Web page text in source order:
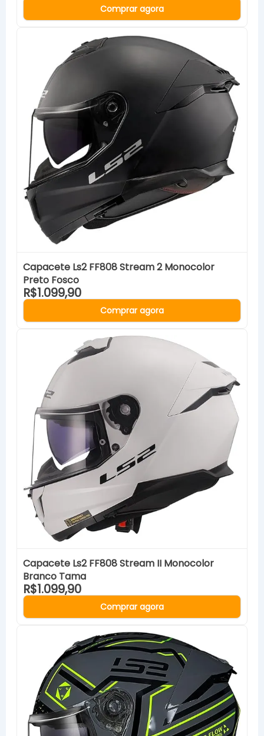
Comprar agora
Capacete Ls2 FF808 Stream 2 Monocolor
Preto Fosco
R$1.099,90
Comprar agora
Capacete Ls2 FF808 Stream II Monocolor
Branco Tama
R$1.099,90
Comprar agora